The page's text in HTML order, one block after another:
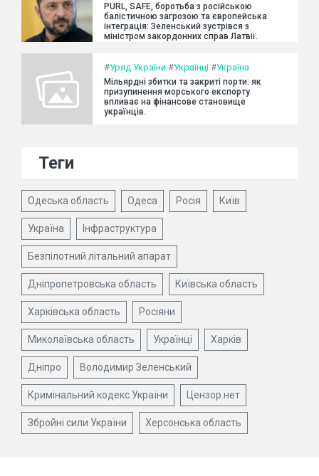
PURL, SAFE, боротьба з російською
балістичною загрозою та європейська
інтеграція: Зеленський зустрівся з
міністром закордонних справ Латвії.
#Уряд України #Українці #Україна
Мільярдні збитки та закриті порти: як
призупинення морського експорту
впливає на фінансове становище
українців.
Теги
Одеська область Одеса Росія Київ
Україна Інфраструктура
Безпілотний літальний апарат
Дніпропетровська область Київська область
Харківська область Росіяни
Миколаївська область Українці Харків
Дніпро Володимир Зеленський
Кримінальний кодекс України Цензор.нет
Збройні сили України Херсонська область